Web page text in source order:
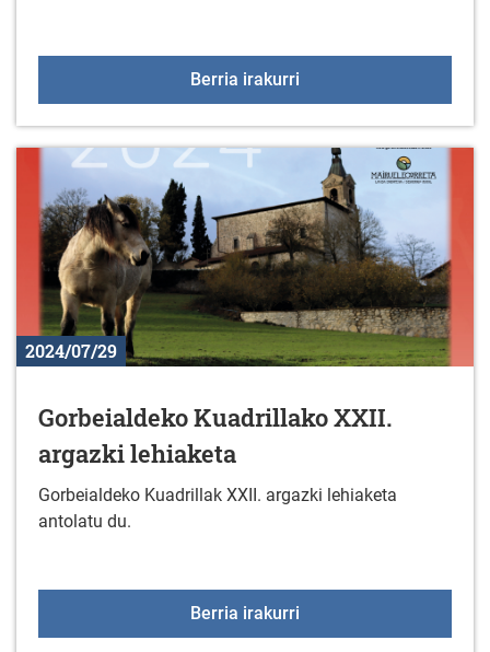
Berria irakurri
2024/07/29
Gorbeialdeko Kuadrillako XXII.
argazki lehiaketa
Gorbeialdeko Kuadrillak XXII. argazki lehiaketa
antolatu du.
Berria irakurri